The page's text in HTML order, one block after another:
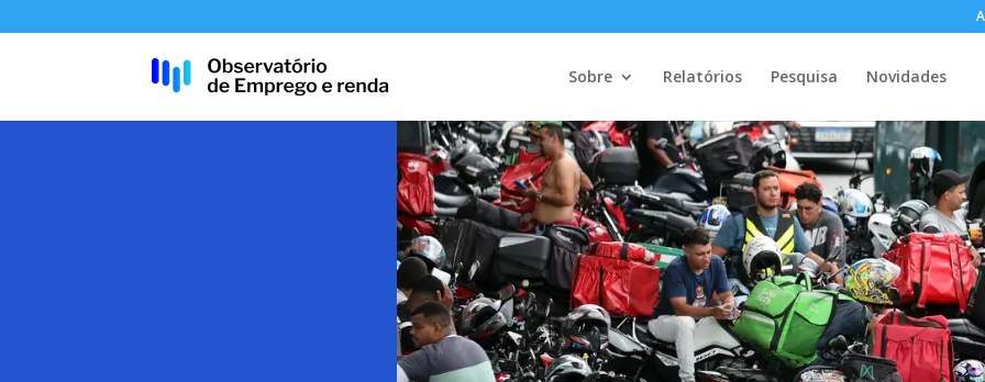
Sobre Relatórios Pesquisa Novidades